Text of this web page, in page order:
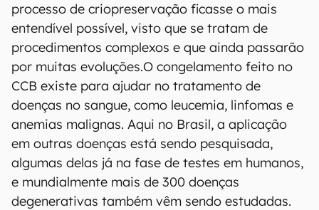
processo de criopreservação ficasse o mais
entendível possível, visto que se tratam de
procedimentos complexos e que ainda passarão
por muitas evoluções.O congelamento feito no
CCB existe para ajudar no tratamento de
doenças no sangue, como leucemia, linfomas e
anemias malignas. Aqui no Brasil, a aplicação
em outras doenças está sendo pesquisada,
algumas delas já na fase de testes em humanos,
e mundialmente mais de 300 doenças
degenerativas também vêm sendo estudadas.